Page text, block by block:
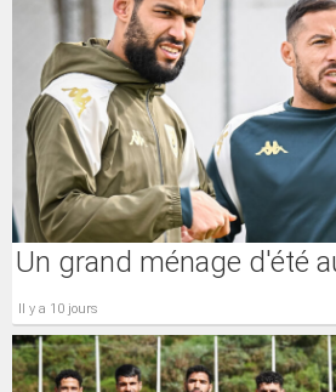
Un grand ménage d'été
il y a 10 jours